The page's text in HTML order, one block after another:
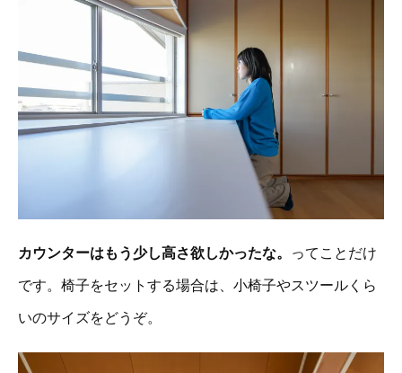
カウンターはもう少し高さ欲しかったな。 ってことだけ
です。椅子をセットする場合は、小椅子やスツールくら
いのサイズをどうぞ。